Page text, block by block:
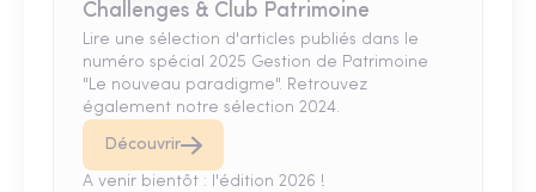
Challenges & Club Patrimoine
Lire une sélection d'articles publiés dans le
numéro spécial 2025 Gestion de Patrimoine
"Le nouveau paradigme". Retrouvez
également notre sélection 2024.
Découvrir
A venir bientôt : l'édition 2026 !